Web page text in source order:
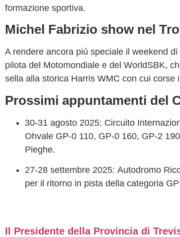
formazione sportiva.
Michel Fabrizio show nel
A rendere ancora più speciale il weekend
pilota del Motomondiale e del WorldSBK,
sella alla storica Harris WMC con cui corse
Prossimi appuntamenti del
30-31 agosto 2025: Circuito
Ohvale GP-0 110, GP-0 160, GP-2 190
Pieghe.
27-28 settembre 2025: Autodromo
per il ritorno in pista della categoria
Il Presidente della Provincia di